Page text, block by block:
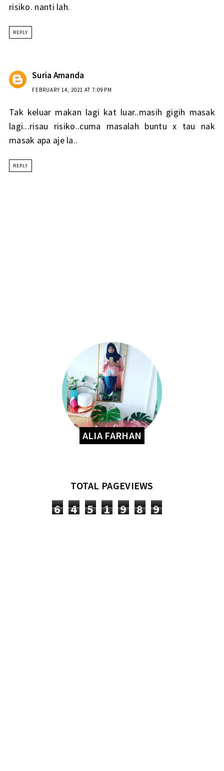
risiko. nanti lah.
REPLY
Suria Amanda
FEBRUARY 14, 2021 AT 7:09 PM
Tak keluar makan lagi kat luar..masih gigih masak
lagi...risau risiko..cuma masalah buntu x tau nak
masak apa aje la..
REPLY
ALIA FARHAN
TOTAL PAGEVIEWS
6 4 5 1 9 8 9